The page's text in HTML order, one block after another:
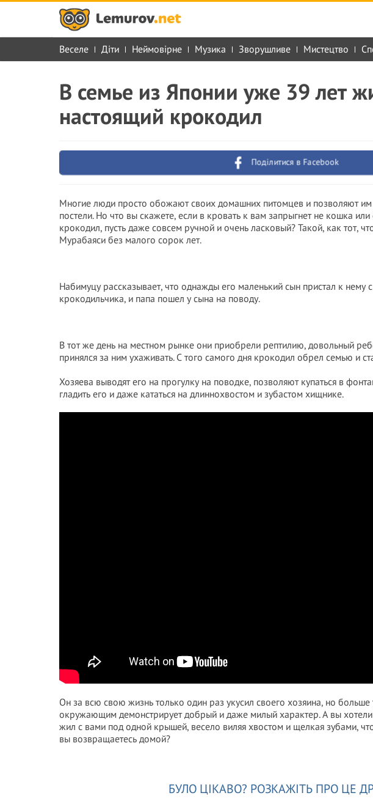
Веселе Діти Неймовірне Музика Зворушливе Мистецтво
В семье из Японии уже 39 лет
настоящий крокодил
Поділитися в Facebook
Многие люди просто обожают своих домашних питомцев и позволяют им
постели. Но что вы скажете, если в кровать к вам запрыгнет не кошка
крокодил, пусть даже совсем ручной и очень ласковый? Такой, как тот,
Мурабаяси без малого сорок лет.
Набимуцу рассказывает, что однажды его маленький сын пристал к нему
крокодильчика, и папа пошел у сына на поводу.
В тот же день на местном рынке они приобрели рептилию, довольный
принялся за ним ухаживать. С того самого дня крокодил обрел семью и
Хозяева выводят его на прогулку на поводке, позволяют купаться в
гладить его и даже кататься на длиннохвостом и зубастом хищнике.
Он за всю свою жизнь только один раз укусил своего хозяина, но больше
окружающим демонстрирует добрый и даже милый характер. А вы
жил с вами под одной крышей, весело виляя хвостом и щелкая зубами,
вы возвращаетесь домой?
БУЛО ЦІКАВО? РОЗКАЖІТЬ ПРО ЦЕ